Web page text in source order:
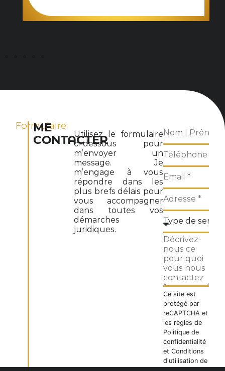
Formulaire
ME
CONTACTERUtilisez le formulaire
ci-dessous pour
m’envoyer un
message. Je
m’engage à vous
répondre dans les
plus brefs délais pour
vous accompagner
dans toutes vos
démarches
juridiques.
Ce site est
protégé par
reCAPTCHA et
les règles de
Politique de
confidentialité
etConditions
d'utilisation de